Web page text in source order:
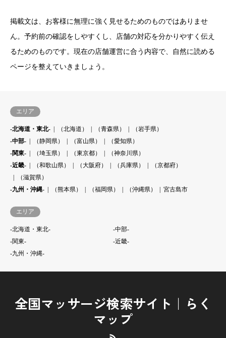
掲載文は、お客様に無理に強く見せるためのものではありませ
ん。予約前の確認をしやすくし、店舗の対応を分かりやすく伝え
るためのものです。現在の店舗運営に合う内容で、自然に読める
ページを整えていきましょう。
エリア
-北海道・東北- （北海道） （青森県）
（岩手県）
-中部-
（静岡県） （富山県）
（愛知県）
-関東-
（埼玉県） （東京都）
（神奈川県）
-近畿-
（和歌山県） （大阪府） （兵庫県）
（京都府）
（滋賀県）
-九州・沖縄-
（熊本県） （福岡県） （沖縄県） 宮古島市
エリア
-北海道・東北-
-中部-
-関東-
-近畿-
-九州・沖縄-
全国マッサージ検索サイト｜らく
マップ